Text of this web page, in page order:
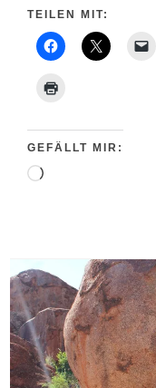
TEILEN MIT:
GEFÄLLT MIR:
Wird